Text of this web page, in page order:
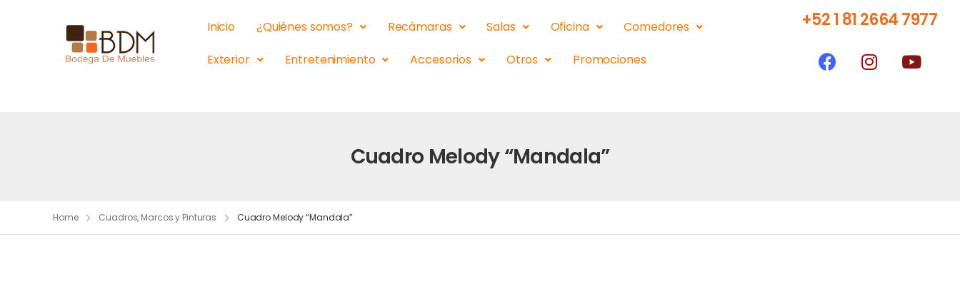
Inicio ¿Quiénes somos? Recámaras Salas Oficina
Comedores
Exterior
Entretenimiento Accesorios Otros Promociones
+52 1 81 2664 7977
Cuadro Melody “Mandala”
Home Cuadros, Marcos y Pinturas Cuadro Melody “Mandala”